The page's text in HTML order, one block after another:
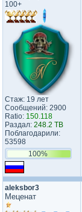
100+
Стаж: 19 лет
Сообщений: 2900
Ratio: 150.118
Раздал: 248.2 TB
Поблагодарили:
53598
100%
aleksbor3
Меценат